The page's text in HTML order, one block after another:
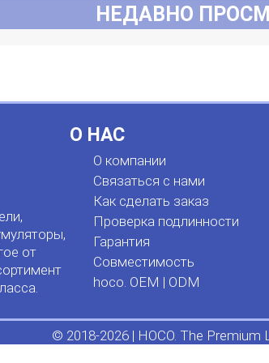
НЕДАВНО
от
О НАС
О компании
Связаться с нами
Как сделать заказ
Проверка подлинности
Гарантия
Совместимость
hoco. OEM | ODM
© 2018-2026 | HOCO. The Premium